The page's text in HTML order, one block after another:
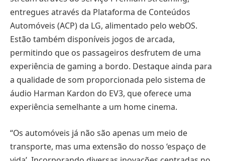
entregues através da Plataforma de Conteúdos
Automóveis (ACP) da LG, alimentado pelo webOS.
Estão também disponíveis jogos de arcada,
permitindo que os passageiros desfrutem de uma
experiência de gaming a bordo. Destaque ainda para
a qualidade de som proporcionada pelo sistema de
áudio Harman Kardon do EV3, que oferece uma
experiência semelhante a um home cinema.
“Os automóveis já não são apenas um meio de
transporte, mas uma extensão do nosso ‘espaço de